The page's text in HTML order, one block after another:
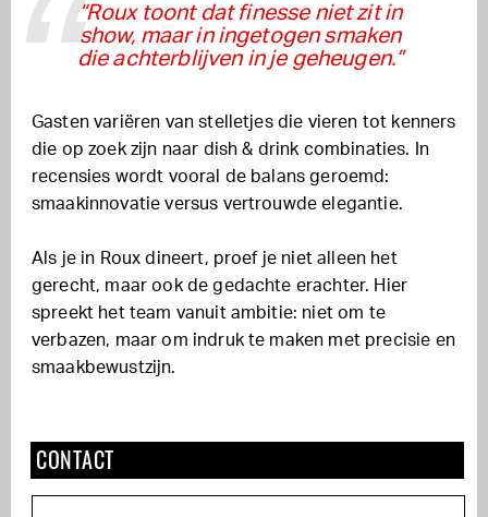
“Roux toont dat finesse niet zit in
show, maar in ingetogen smaken
die achterblijven in je geheugen.”
Gasten variëren van stelletjes die vieren tot kenners
die op zoek zijn naar dish & drink combinaties. In
recensies wordt vooral de balans geroemd:
smaakinnovatie versus vertrouwde elegantie.
Als je in Roux dineert, proef je niet alleen het
gerecht, maar ook de gedachte erachter. Hier
spreekt het team vanuit ambitie: niet om te
verbazen, maar om indruk te maken met precisie en
smaakbewustzijn.
CONTACT